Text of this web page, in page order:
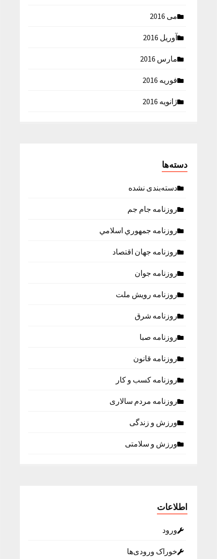
می 2016
آوریل 2016
مارس 2016
فوریه 2016
ژانویه 2016
دسته‌ها
دسته‌بندی نشده
روزنامه جام جم
روزنامه جمهوري اسلامي
روزنامه جهان اقتصاد
روزنامه جوان
روزنامه رویش ملت
روزنامه شرق
روزنامه صبا
روزنامه قانون
روزنامه كسب و كار
روزنامه مردم سالاری
ورزش و زندگی
ورزش و سلامتی
اطلاعات
ورود
خوراک ورودی‌ها